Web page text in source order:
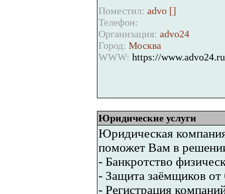
Поместил: advo []
Телефон:
Организация: advo24
Город: Москва
WWW: https://
Юридические услуги
Юридическая
поможет Вам в
- Банкротство
- Защита заёмщиков от
- Регистрация